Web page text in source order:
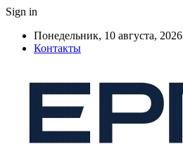
Sign in
Понедельник, 10 августа, 2026
Контакты